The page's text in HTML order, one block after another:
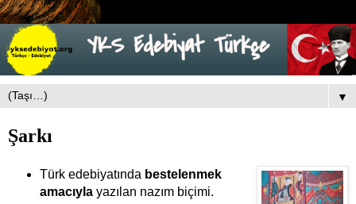
▼
Şarkı
Türk edebiyatında bestelenmek
amacıylayazılan nazım biçimi.